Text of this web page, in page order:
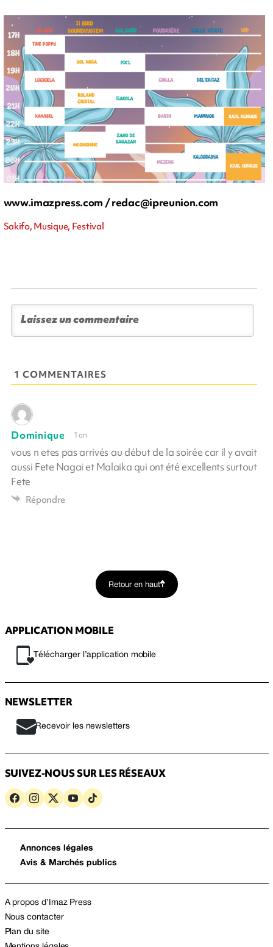
www.imazpress.com /redac@ipreunion.com
Sakifo, Musique, Festival
1 COMMENTAIRES
Dominique 1 an
vous n etes pas arrivés au début de la soirée car il y avait
aussi Fete Nagai et Malaika qui ont été excellents surtout
Fete
Répondre
Retour en haut
APPLICATION MOBILE
Télécharger l’application mobile
NEWSLETTER
Recevoir les newsletters
SUIVEZ-NOUS SUR LES RÉSEAUX
Annonces légales
Avis & Marchés publics
A propos d’Imaz Press
Nous contacter
Plan du site